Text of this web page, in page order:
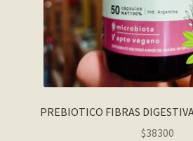
PREBIOTICO FIBRAS
$38300